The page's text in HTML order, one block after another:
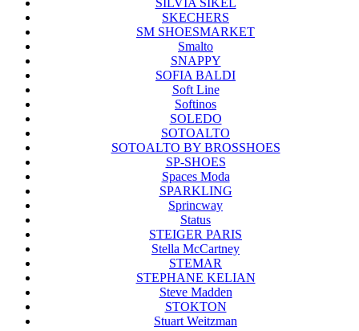
SILVIA SIKEL
SKECHERS
SM SHOESMARKET
Smalto
SNAPPY
SOFIA BALDI
Soft Line
Softinos
SOLEDO
SOTOALTO
SOTOALTO BY BROSSHOES
SP-SHOES
Spaces Moda
SPARKLING
Sprincway
Status
STEIGER PARIS
Stella McCartney
STEMAR
STEPHANE KELIAN
Steve Madden
STOKTON
Stuart Weitzman